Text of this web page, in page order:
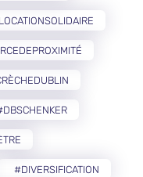
#DIVERSIFICATION